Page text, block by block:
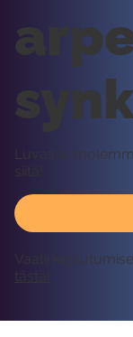
Luvassa
Vaatii
tästä!